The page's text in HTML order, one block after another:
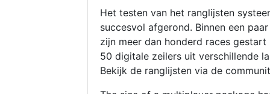
Het testen van het ranglijsten
succesvol afgerond. Binnen een
zijn meer dan honderd races gestart
50 digitale zeilers uit verschillende
Bekijk de ranglijsten via de